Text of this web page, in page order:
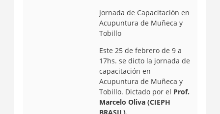
Jornada de Capacitación en
Acupuntura de Muñeca y
Tobillo
Este 25 de febrero de 9 a
17hs. se dicto la jornada de
capacitación en
Acupuntura de Muñeca y
Tobillo. Dictado por el Prof.
Marcelo Oliva (CIEPH